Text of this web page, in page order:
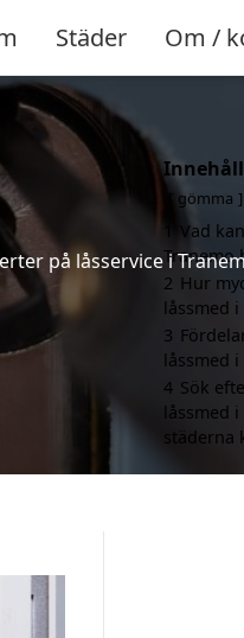
Städer Om /
på låsservice i
gömma
Vad
Tranemo
2 Hur
låssmed i
3
låssmed i
4 Sök
låssmed
städerna